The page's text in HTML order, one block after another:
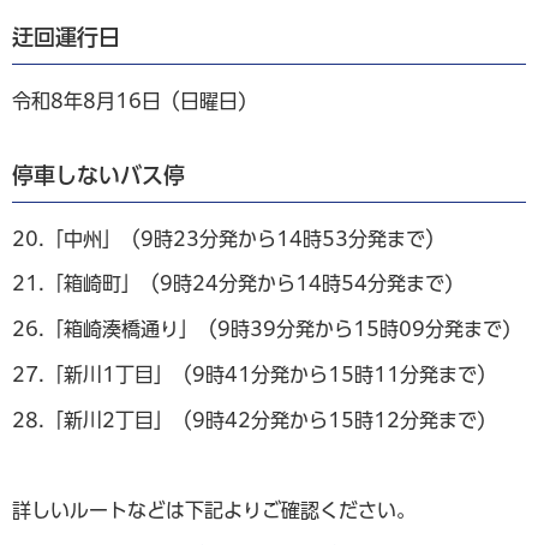
迂回運行日
令和8年8月16日（日曜日)
停車しないバス停
20.「中州」（9時23分発から14時53分発まで）
21.「箱崎町」（9時24分発から14時54分発まで)
26.「箱崎湊橋通り」（9時39分発から15時09分発まで)
27.「新川1丁目」（9時41分発から15時11分発まで）
28.「新川2丁目」（9時42分発から15時12分発まで)
詳しいルートなどは下記よりご確認ください。